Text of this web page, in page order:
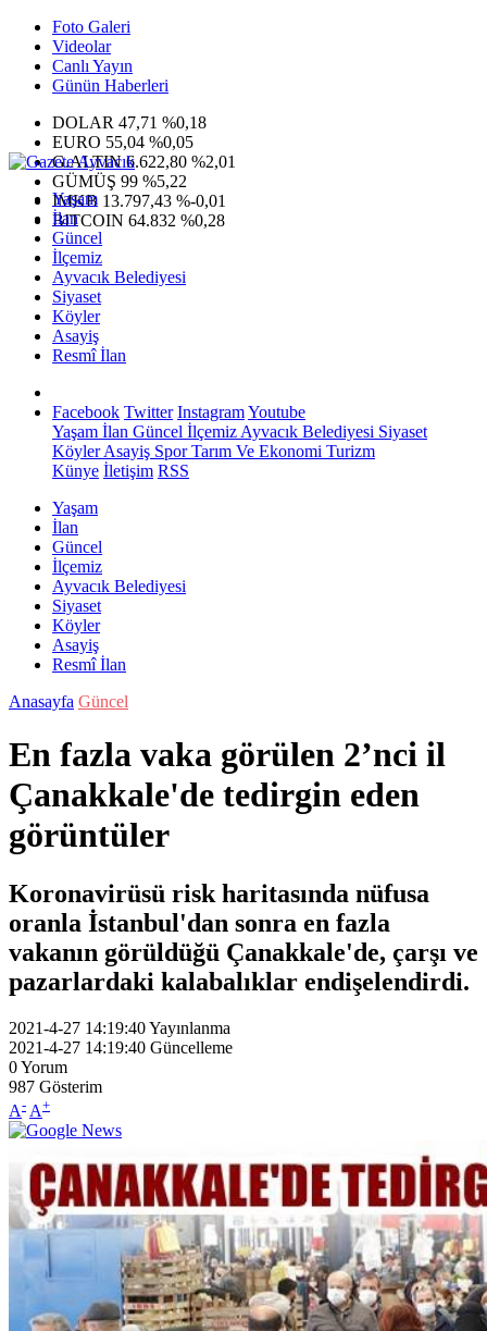
Foto Galeri
Videolar
Canlı Yayın
Günün Haberleri
DOLAR 47,71 %0,18
EURO 55,04 %0,05
G.ALTIN6.622,80 %2,01
GÜMÜŞ 99 %5,22
IMKB 13.797,43 %-0,01
BITCOIN 64.832 %0,28
Yaşam
İlan
Güncel
İlçemiz
Ayvacık Belediyesi
Siyaset
Köyler
Asayiş
Resmî İlan
Facebook Twitter InstagramYoutube
Yaşam İlan Güncel İlçemiz Ayvacık Belediyesi Siyaset
KöylerAsayiş SporTarım Ve Ekonomi Turizm
Künye İletişim RSS
Yaşam
İlan
Güncel
İlçemiz
Ayvacık Belediyesi
Siyaset
Köyler
Asayiş
Resmî İlan
Anasayfa Güncel
En fazla vaka görülen 2’nci il
Çanakkale'de tedirgin eden
görüntüler
Koronavirüsü risk haritasında nüfusa
oranla İstanbul'dan sonra en fazla
vakanın görüldüğü Çanakkale'de, çarşı ve
pazarlardaki kalabalıklar endişelendirdi.
2021-4-27 14:19:40Yayınlanma
2021-4-27 14:19:40 Güncelleme
0Yorum
987 Gösterim
A- A+